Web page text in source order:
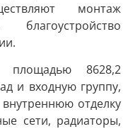
монтаж
8628,2
и входную группу,
отделку
сети, радиаторы,